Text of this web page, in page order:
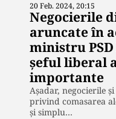
20 Feb. 2024, 20:15
Negocierile
aruncate în
ministru
șeful liberal
importante
Așadar, negocierile
privind comasarea
și simplu…